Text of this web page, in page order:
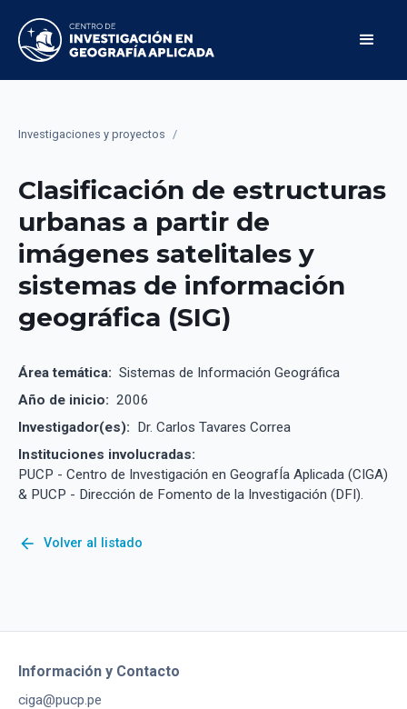
Investigaciones y proyectos /
Clasificación de estructuras
urbanas a partir de
imágenes satelitales y
sistemas de información
geográfica (SIG)
Área temática: Sistemas de Información Geográfica
Año de inicio: 2006
Investigador(es): Dr. Carlos Tavares Correa
Instituciones involucradas:
PUCP - Centro de Investigación en GeografÍa Aplicada (CIGA)
& PUCP - Dirección de Fomento de la Investigación (DFI).
arrow_back Volver al listado
Información y Contacto
ciga@pucp.pe